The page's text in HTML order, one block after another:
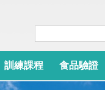
訓練課程 食品驗證